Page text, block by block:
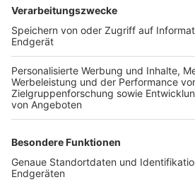
TOP-VEREINE
TOP-PARTNER